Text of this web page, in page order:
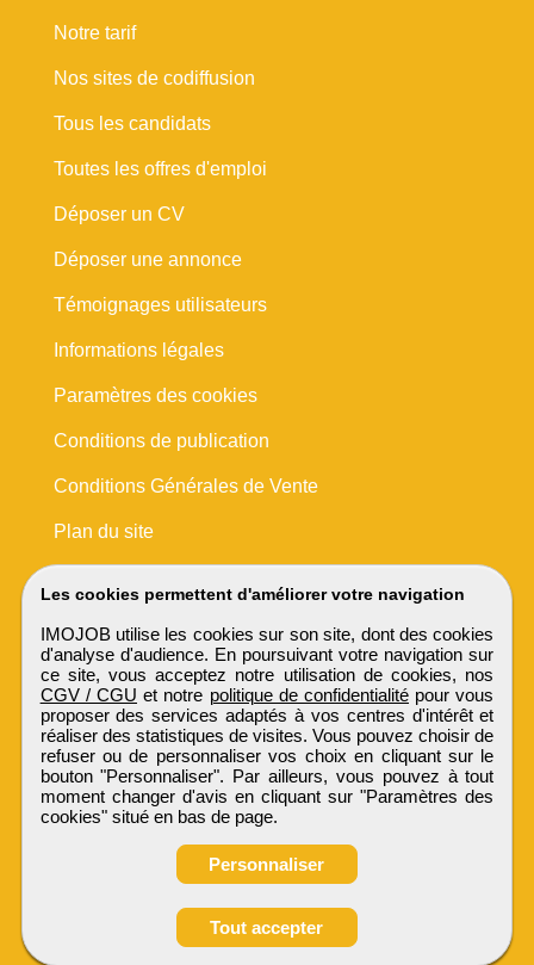
Les cookies permettent d'améliorer votre navigation
IMOJOB utilise les cookies sur son site, dont des cookies
d'analyse d'audience. En poursuivant votre navigation sur
ce site, vous acceptez notre utilisation de cookies, nos
CGV / CGU et notre politique de confidentialité pour vous
proposer des services adaptés à vos centres d'intérêt et
réaliser des statistiques de visites. Vous pouvez choisir de
refuser ou de personnaliser vos choix en cliquant sur le
bouton "Personnaliser". Par ailleurs, vous pouvez à tout
moment changer d'avis en cliquant sur "Paramètres des
cookies" situé en bas de page.
Personnaliser
Tout accepter
Notre tarif
Nos sites de codiffusion
Tous les candidats
Toutes les offres d'emploi
Déposer un CV
Déposer une annonce
Témoignages utilisateurs
Informations légales
Paramètres des cookies
Conditions de publication
Conditions Générales de Vente
Plan du site
IMOJOB